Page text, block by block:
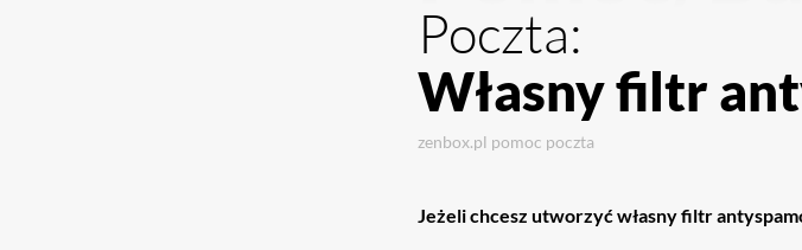
Poczta:
Własny filtr
zenbox.pl pomoc poczta
Jeżeli chcesz utworzyć własny filtr